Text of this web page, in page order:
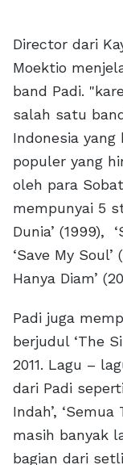
Director dari
Moektio
band Padi.
salah satu
Indonesia
populer yang
oleh para
mempunyai 5
Dunia’ (1999),
‘Save My Soul’
Hanya Diam’
Padi juga
berjudul ‘The
2011. Lagu –
dari Padi seperti
Indah’, ‘Semua
masih banyak
bagian dari